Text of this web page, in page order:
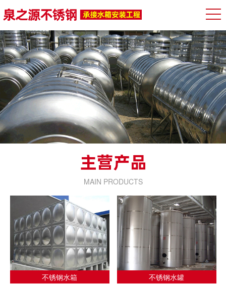
MAIN PRODUCTS
不锈钢水箱 不锈钢水罐